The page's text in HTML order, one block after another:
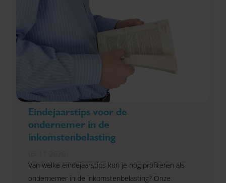
Eindejaarstips voor de
ondernemer in de
inkomstenbelasting
Van welke eindejaarstips kun je nog profiteren als
ondernemer in de inkomstenbelasting? Onze